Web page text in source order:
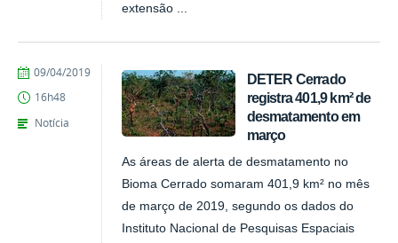
extensão ...
DETER Cerrado
registra 401,9 km² de
desmatamento em
março
As áreas de alerta de desmatamento no
Bioma Cerrado somaram 401,9 km² no mês
de março de 2019, segundo os dados do
Instituto Nacional de Pesquisas Espaciais
publicado
09/04/2019
16h48
Notícia